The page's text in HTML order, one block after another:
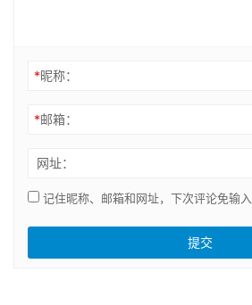
*昵称：
*邮箱：
网址：
记住昵称、邮箱和网址，下次评论免输入